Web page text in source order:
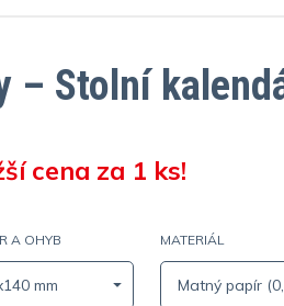
– Stolní
cena za 1 ks!
A OHYB
mm
MATERIÁL
Matný papír